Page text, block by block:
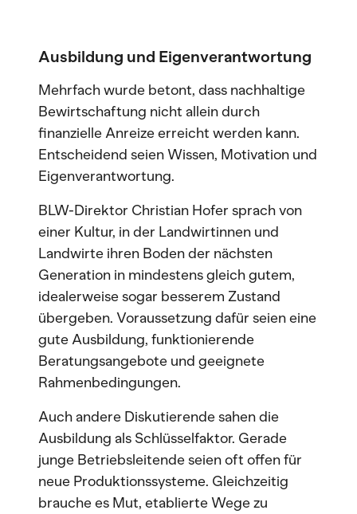
Ausbildung und Eigenverantwortung
Mehrfach wurde betont, dass nachhaltige
Bewirtschaftung nicht allein durch
finanzielle Anreize erreicht werden kann.
Entscheidend seien Wissen, Motivation und
Eigenverantwortung.
BLW-Direktor Christian Hofer sprach von
einer Kultur, in der Landwirtinnen und
Landwirte ihren Boden der nächsten
Generation in mindestens gleich gutem,
idealerweise sogar besserem Zustand
übergeben. Voraussetzung dafür seien eine
gute Ausbildung, funktionierende
Beratungsangebote und geeignete
Rahmenbedingungen.
Auch andere Diskutierende sahen die
Ausbildung als Schlüsselfaktor. Gerade
junge Betriebsleitende seien oft offen für
neue Produktionssysteme. Gleichzeitig
brauche es Mut, etablierte Wege zu